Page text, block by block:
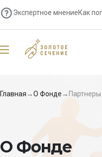
Экспертное мнениеКак
Главная →О Фонде → Партнеры
О Фонде